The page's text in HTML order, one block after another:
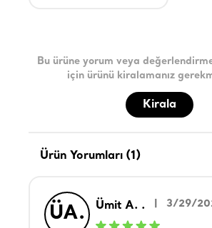
Bu ürüne yorum veya
için ürünü kiralamanız
Kirala
Ürün Yorumları (1)
ÜA. Ümit A. . 3/29/